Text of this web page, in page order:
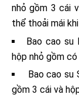
nhỏ gồm 3 cái
thể thoải mái
Bao cao su
hộp nhỏ gồm
Bao cao su
gồm 3 cái và